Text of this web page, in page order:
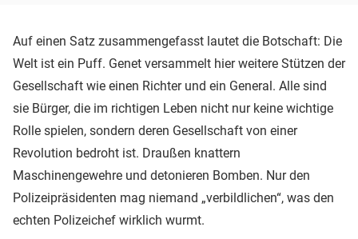
Auf einen Satz zusammengefasst lautet die Botschaft: Die
Welt ist ein Puff. Genet versammelt hier weitere Stützen der
Gesellschaft wie einen Richter und ein General. Alle sind
sie Bürger, die im richtigen Leben nicht nur keine wichtige
Rolle spielen, sondern deren Gesellschaft von einer
Revolution bedroht ist. Draußen knattern
Maschinengewehre und detonieren Bomben. Nur den
Polizeipräsidenten mag niemand „verbildlichen“, was den
echten Polizeichef wirklich wurmt.